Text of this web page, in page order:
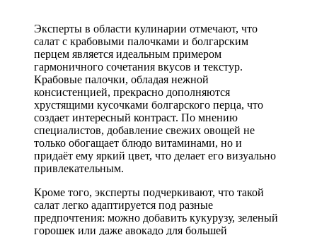
Эксперты в области кулинарии отмечают, что
салат с крабовыми палочками и болгарским
перцем является идеальным примером
гармоничного сочетания вкусов и текстур.
Крабовые палочки, обладая нежной
консистенцией, прекрасно дополняются
хрустящими кусочками болгарского перца, что
создает интересный контраст. По мнению
специалистов, добавление свежих овощей не
только обогащает блюдо витаминами, но и
придаёт ему яркий цвет, что делает его визуально
привлекательным.
Кроме того, эксперты подчеркивают, что такой
салат легко адаптируется под разные
предпочтения: можно добавить кукурузу, зеленый
горошек или даже авокадо для большей